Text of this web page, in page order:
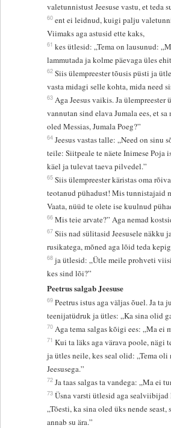
valetunnistust Jeesuse vastu, et teda
60 ent ei leidnud, kuigi palju
Viimaks aga astusid ette kaks,
61 kes ütlesid: „Tema on lausunud:
lammutada ja kolme päevaga üles
62 Siis ülempreester tõusis püsti ja
vasta midagi selle kohta, mida need
63 Aga Jeesus vaikis. Ja ülempreester
vannutan sind elava Jumala ees, et
oled Messias, Jumala Poeg?”
64 Jeesus vastas talle: „Need on sinu
teile: Siitpeale te näete Inimese Poja
käel ja tulevat taeva pilvedel.”
65 Siis ülempreester käristas oma
teotanud pühadust! Mis tunnistajaid
Vaata, nüüd te olete ise kuulnud
66 Mis teie arvate?” Aga nemad
67 Siis nad sülitasid Jeesusele näkku
rusikatega, mõned aga lõid teda
68 ja ütlesid: „Ütle meile prohveti
kes sind lõi?”
Peetrus salgab Jeesuse
69 Peetrus istus aga väljas õuel. Ja ta
teenijatüdruk ja ütles: „Ka sina olid
70 Aga tema salgas kõigi ees: „Ma ei
71 Kui ta läks aga värava poole, nägi
ja ütles neile, kes seal olid: „Tema oli
Jeesusega.”
72 Ja taas salgas ta vandega: „Ma ei
73 Üsna varsti ütlesid aga sealviibijad
„Tõesti, ka sina oled üks nende
annab su ära.”